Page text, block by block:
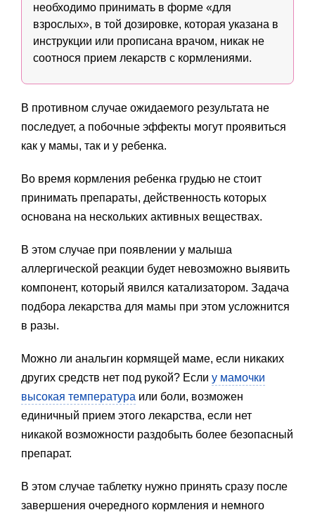
необходимо принимать в форме «для
взрослых», в той дозировке, которая указана в
инструкции или прописана врачом, никак не
соотнося прием лекарств с кормлениями.
В противном случае ожидаемого результата не
последует, а побочные эффекты могут проявиться
как у мамы, так и у ребенка.
Во время кормления ребенка грудью не стоит
принимать препараты, действенность которых
основана на нескольких активных веществах.
В этом случае при появлении у малыша
аллергической реакции будет невозможно выявить
компонент, который явился катализатором. Задача
подбора лекарства для мамы при этом усложнится
в разы.
Можно ли анальгин кормящей маме, если никаких
других средств нет под рукой? Если у мамочки
высокая температура или боли, возможен
единичный прием этого лекарства, если нет
никакой возможности раздобыть более безопасный
препарат.
В этом случае таблетку нужно принять сразу после
завершения очередного кормления и немного